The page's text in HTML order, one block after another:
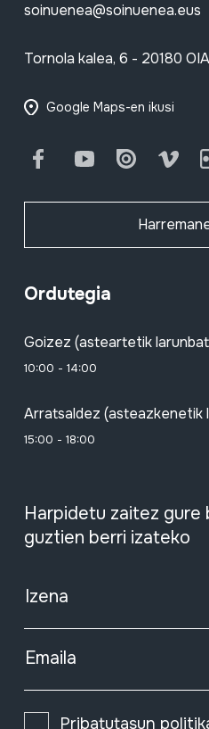
soinuenea@soinuenea.eus
Tornola kalea, 6 - 20180
Google Maps-en ikusi
FacebookYoutube Issuu
Ordutegia
Goizez (asteartetik
10:00 - 14:00
Arratsaldez (asteazkenetik
15:00 - 18:00
Harpidetu zaitez gure
guztien berri izateko
Izena
Emaila
Pribatutasun